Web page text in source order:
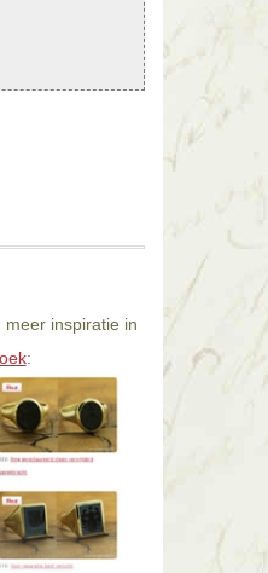
meer inspiratie in
: